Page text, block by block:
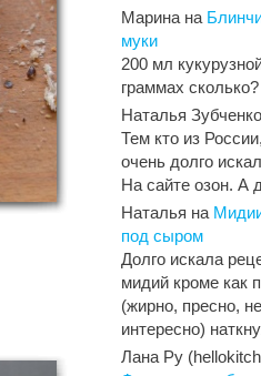
Марина на
муки
200 мл
граммах сколько?
Наталья Зубченко
Тем кто из
очень долго
На сайте озон. А
Наталья на
под сыром
Долго искала
мидий кроме как
(жирно, пресно,
интересно)
Лана Ру